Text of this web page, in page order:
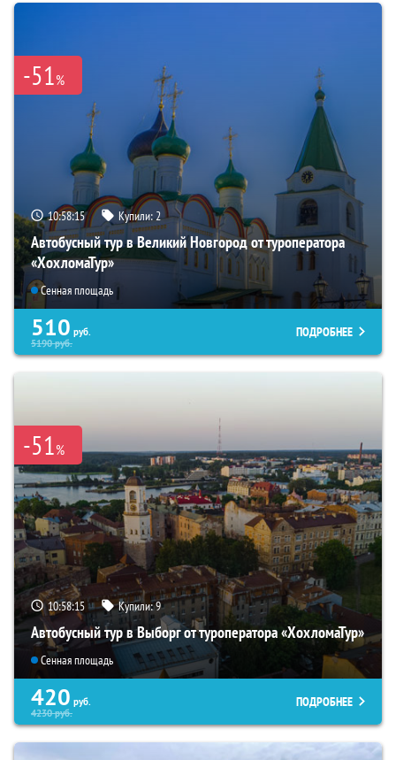
-51%
10:58:14 Купили:2
Автобусный тур в Великий Новгород от туроператора
«ХохломаТур»
Сенная площадь
510 руб.
5190руб.
ПОДРОБНЕЕ
-51%
10:58:14 Купили:9
Автобусный тур в Выборг от туроператора «ХохломаТур»
Сенная площадь
420 руб.
4230руб.
ПОДРОБНЕЕ